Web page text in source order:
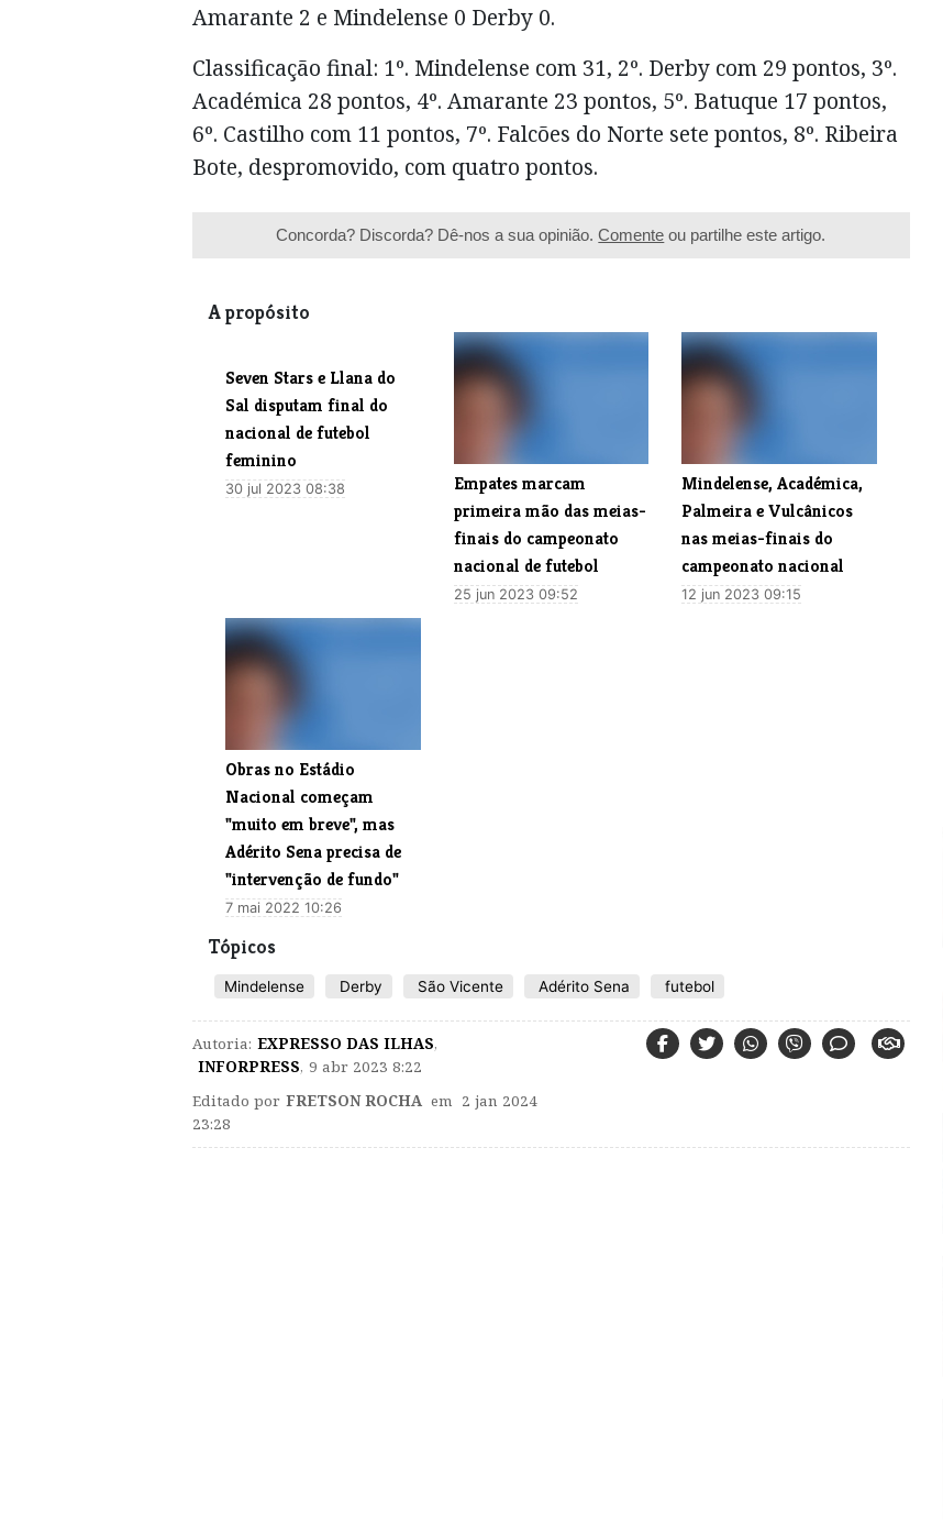
Amarante 2 e Mindelense 0 Derby 0.
Classificação final: 1º. Mindelense com 31, 2º. Derby com 29 pontos, 3º.
Académica 28 pontos, 4º. Amarante 23 pontos, 5º. Batuque 17 pontos,
6º. Castilho com 11 pontos, 7º. Falcões do Norte sete pontos, 8º. Ribeira
Bote, despromovido, com quatro pontos.
Concorda? Discorda? Dê-nos a sua opinião.Comente ou partilhe este artigo.
A propósito
​Seven Stars e Llana do
Sal disputam final do
nacional de futebol
feminino
30 jul 2023 08:38
Empates marcam
primeira mão das meias-
finais do campeonato
nacional de futebol
25 jun 2023 09:52
Mindelense, Académica,
Palmeira e Vulcânicos
nas meias-finais do
campeonato nacional
12 jun 2023 09:15
Obras no Estádio
Nacional começam
"muito em breve", mas
Adérito Sena precisa de
"intervenção de fundo"
7 mai 2022 10:26
Tópicos
Mindelense Derby São Vicente Adérito Sena futebol
Autoria: EXPRESSO DAS ILHAS,
INFORPRESS, 9 abr 2023 8:22
Editado por FRETSON ROCHA em 2 jan 2024
23:28